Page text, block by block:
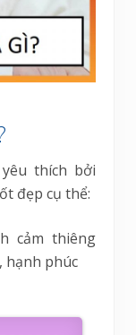
thích bởi
đẹp cụ thể:
cảm thiêng
hạnh phúc